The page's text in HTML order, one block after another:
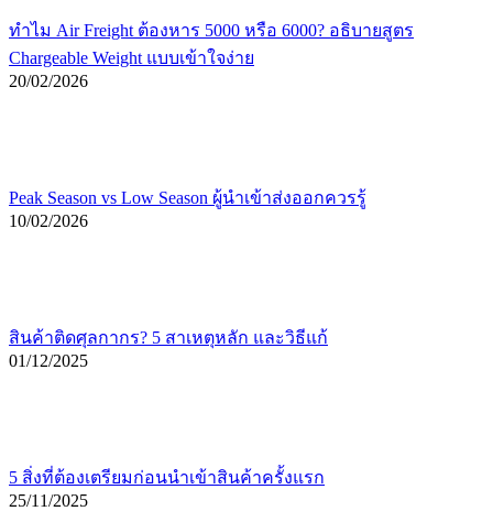
ทำไม Air Freight ต้องหาร 5000 หรือ 6000? อธิบายสูตร
Chargeable Weight แบบเข้าใจง่าย
20/02/2026
Peak Season vs Low Season ผู้นำเข้าส่งออกควรรู้
10/02/2026
สินค้าติดศุลกากร? 5 สาเหตุหลัก และวิธีแก้
01/12/2025
5 สิ่งที่ต้องเตรียมก่อนนำเข้าสินค้าครั้งแรก
25/11/2025